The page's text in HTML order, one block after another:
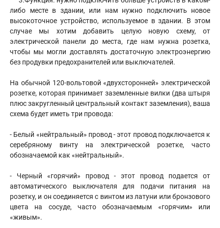
либо месте в здании, или нам нужно подключить новое
высокоточное устройство, используемое в здании. В этом
случае мы хотим добавить целую новую схему, от
электрической панели до места, где нам нужна розетка,
чтобы мы могли доставлять достаточную электроэнергию
без продувки предохранителей или выключателей.
На обычной 120-вольтовой «двухсторонней» электрической
розетке, которая принимает заземленные вилки (два штыря
плюс закругленный центральный контакт заземления), ваша
схема будет иметь три провода:
- Белый «нейтральный» провод - этот провод подключается к
серебряному винту на электрической розетке, часто
обозначаемой как «нейтральный».
- Черный «горячий» провод - этот провод подается от
автоматического выключателя для подачи питания на
розетку, и он соединяется с винтом из латуни или бронзового
цвета на сосуде, часто обозначаемым «горячим» или
«живым».